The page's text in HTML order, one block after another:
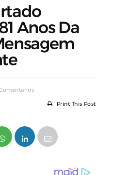
Anos Da
Print This Post